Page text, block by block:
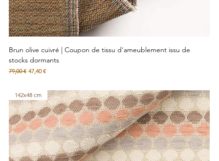
Brun olive cuivré | Coupon de tissu d'ameublement issu de
stocks dormants
Prix original
79,00 € Prix promotionnel
47,40 €
142x48 cm